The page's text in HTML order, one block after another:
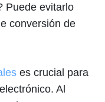
Puede evitarlo
conversión de
es crucial para
Al